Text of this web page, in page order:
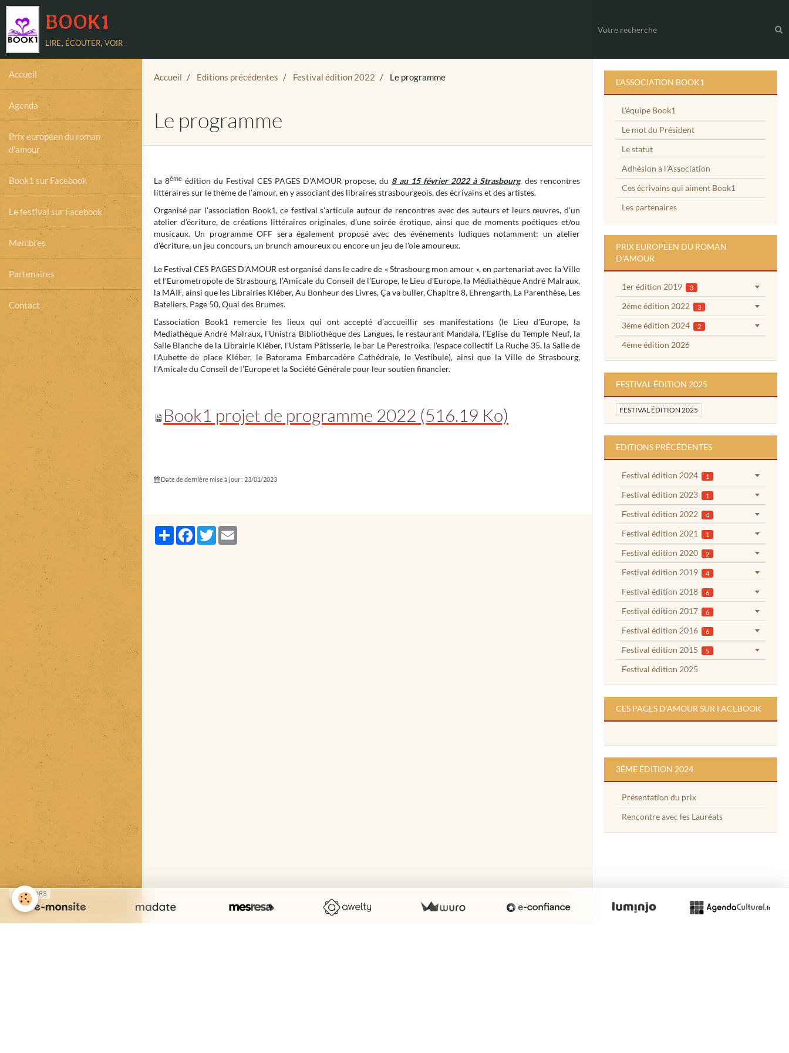
BOOK1
lire, écouter, voir
Accueil
Agenda
Prix européen du roman
d'amour
Book1 sur Facebook
Le festival sur Facebook
Membres
Partenaires
Contact
Accueil Editions précédentes Festival édition 2022 Le programme
Le programme
La 8émeédition du Festival CES PAGES D’AMOUR propose, du 8 au 15 février 2022 à Strasbourg, des rencontres
littéraires sur le thème de l’amour, en y associant des libraires strasbourgeois, des écrivains et des artistes.
Organisé par l'association Book1, ce festival s'articule autour de rencontres avec des auteurs et leurs œuvres, d’un
atelier d’écriture, de créations littéraires originales, d’une soirée érotique, ainsi que de moments poétiques et/ou
musicaux. Un programme OFF sera également proposé avec des événements ludiques notamment: un atelier
d'écriture, un jeu concours, un brunch amoureux ou encore un jeu de l'oie amoureux.
Le Festival CES PAGES D’AMOUR est organisé dans le cadre de « Strasbourg mon amour », en partenariat avec la Ville
et l'Eurometropole de Strasbourg, l’Amicale du Conseil de l’Europe, le Lieu d’Europe, la Médiathèque André Malraux,
la MAIF, ainsi que les Librairies Kléber, Au Bonheur des Livres, Ça va buller, Chapitre 8, Ehrengarth, La Parenthèse, Les
Bateliers, Page 50, Quai des Brumes.
L’association Book1 remercie les lieux qui ont accepté d’accueillir ses manifestations (le Lieu d'Europe, la
Mediathèque André Malraux, l'Unistra Bibliothèque des Langues, le restaurant Mandala, l'Eglise du Temple Neuf, la
Salle Blanche de la Librairie Kléber, l'Ustam Pâtisserie, le bar Le Perestroïka, l'espace collectif La Ruche 35, la Salle de
l'Aubette de place Kléber, le Batorama Embarcadère Cathédrale, le Vestibule), ainsi que la Ville de Strasbourg,
l’Amicale du Conseil de l’Europe et la Société Générale pour leur soutien financier.
Book1 projet de programme 2022 (516.19 Ko)
Date de dernière mise à jour : 23/01/2023
PartagerFacebook
TwitterEmail
L'ASSOCIATION BOOK1
L'équipe Book1
Le mot du Président
Le statut
Adhésion à l'Association
Ces écrivains qui aiment Book1
Les partenaires
PRIX EUROPÉEN DU ROMAN
D'AMOUR
1er édition 2019 3
2éme édition 2022 3
3éme édition 2024 2
4éme édition 2026
FESTIVAL ÉDITION 2025
FESTIVAL ÉDITION 2025
EDITIONS PRÉCÉDENTES
Festival édition 2024 1
Festival édition 2023 1
Festival édition 2022 4
Festival édition 2021 1
Festival édition 2020 2
Festival édition 2019 4
Festival édition 2018 6
Festival édition 2017 6
Festival édition 2016 6
Festival édition 2015 5
Festival édition 2025
CES PAGES D'AMOUR SUR FACEBOOK
3ÉME ÉDITION 2024
Présentation du prix
Rencontre avec les Lauréats
SPONSORS